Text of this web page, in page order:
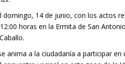
domingo, 14 de junio, con los actos
horas en la Ermita de San
anima a la ciudadanía a participar